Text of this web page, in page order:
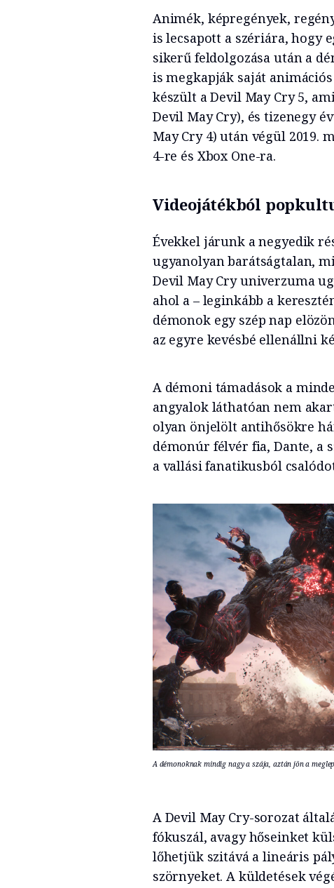
Animék, képregények,
is lecsapott a szériára, hogy
sikerű feldolgozása után a
is megkapják saját
készült a Devil May Cry 5,
Devil May Cry), és tizenegy
May Cry 4) után végül 2019.
4-re és Xbox One-ra.
Videojátékból
Évekkel járunk a negyedik
ugyanolyan barátságtalan,
Devil May Cry univerzuma
ahol a – leginkább a
démonok egy szép nap
az egyre kevésbé ellenállni
A démoni támadások a
angyalok láthatóan nem
olyan önjelölt antihősökre
démonúr félvér fia, Dante, a
a vallási fanatikusból
A démonoknak mindig nagy a szája, aztán jön a
A Devil May Cry-sorozat
fókuszál, avagy hőseinket
lőhetjük szitává a lineáris
szörnyeket. A küldetések